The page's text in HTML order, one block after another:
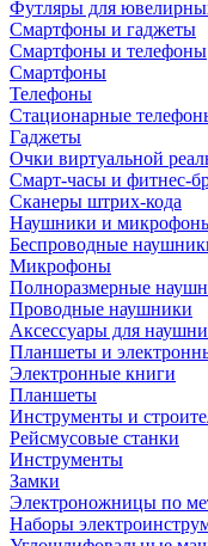
Футляры для
Смартфоны и гаджеты
Смартфоны и телефоны
Смартфоны
Телефоны
Стационарные
Гаджеты
Очки виртуальной
Смарт-часы и фитнес-
Сканеры штрих-кода
Наушники и
Беспроводные
Микрофоны
Полноразмерные
Проводные наушники
Аксессуары для
Планшеты и
Электронные книги
Планшеты
Инструменты и
Рейсмусовые станки
Инструменты
Замки
Электроножницы по
Наборы